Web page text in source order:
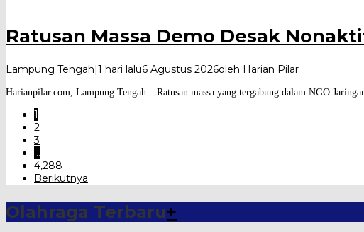
Ratusan Massa Demo Desak
Lampung Tengah|1 hari lalu6 Agustus 2026oleh Harian Pilar
Harianpilar.com, Lampung Tengah – Ratusan massa yang tergabung dalam NGO
1
2
3
…
4,288
Berikutnya
Olahraga Terbaru+